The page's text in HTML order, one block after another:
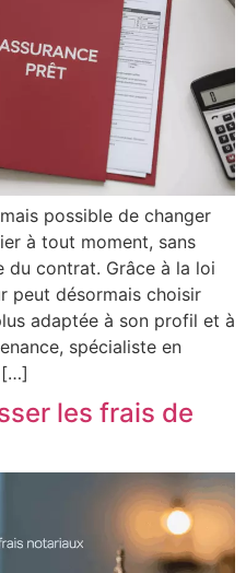
possible de changer
à tout moment, sans
du contrat. Grâce à la loi
peut désormais choisir
adaptée à son profil et à
spécialiste en
[…]
les frais de